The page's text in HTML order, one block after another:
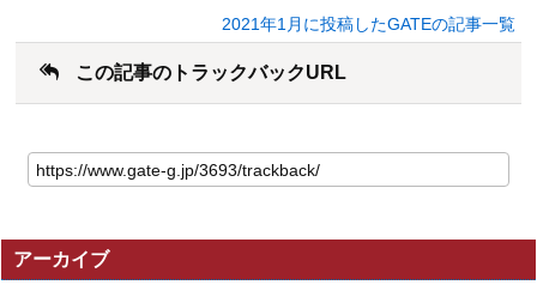
2021年1月に投稿したGATEの記事一覧
この記事のトラックバックURL
の
記
の
ト
ラ
アーカイブ